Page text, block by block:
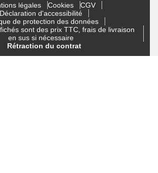
légales Cookies
CGV
Déclaration d'accessibilité
de protection des données
sont des prix TTC, frais de livraison
en sus si nécessaire
Rétraction du contrat